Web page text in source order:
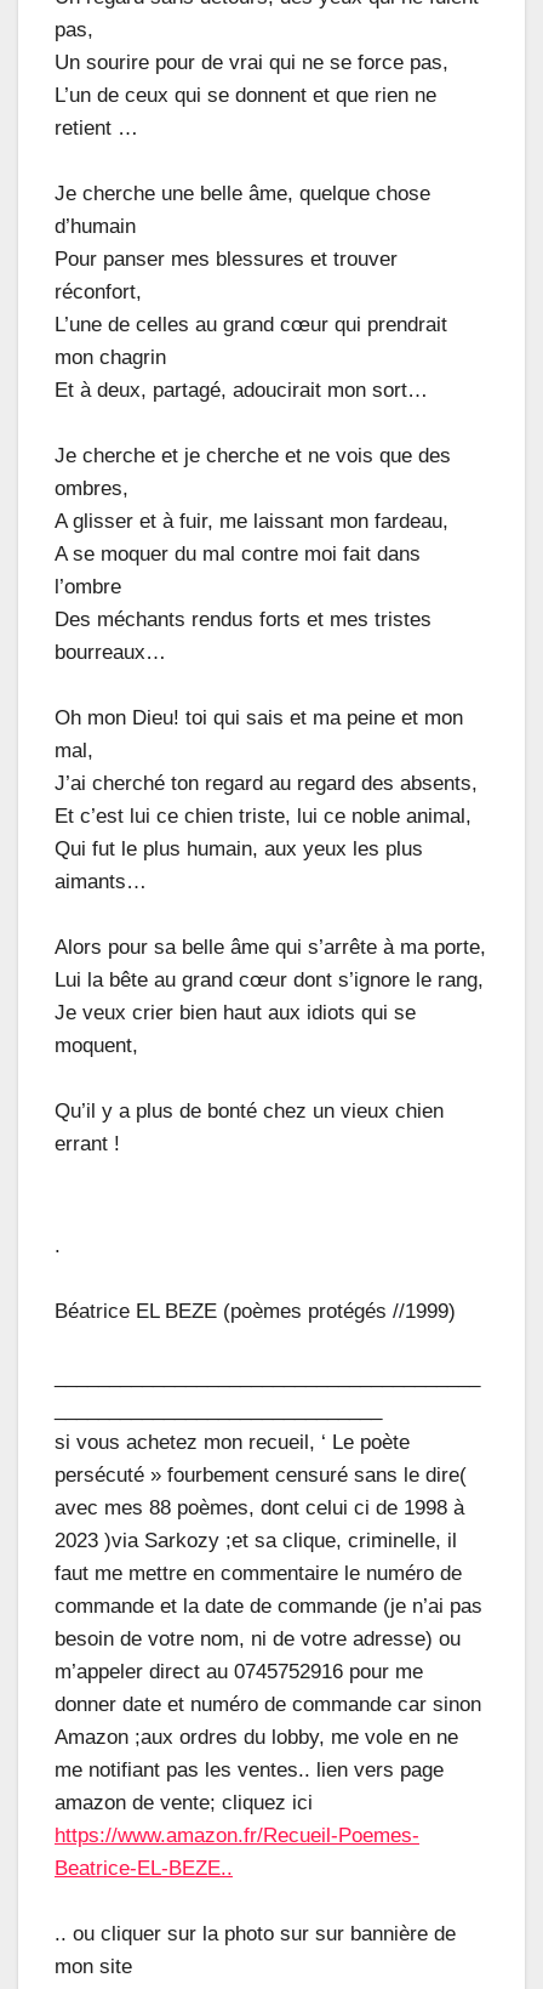
pas,
Un sourire pour de vrai qui ne se force pas,
L’un de ceux qui se donnent et que rien ne
retient …
Je cherche une belle âme, quelque chose
d’humain
Pour panser mes blessures et trouver
réconfort,
L’une de celles au grand cœur qui prendrait
mon chagrin
Et à deux, partagé, adoucirait mon sort…
Je cherche et je cherche et ne vois que des
ombres,
A glisser et à fuir, me laissant mon fardeau,
A se moquer du mal contre moi fait dans
l’ombre
Des méchants rendus forts et mes tristes
bourreaux…
Oh mon Dieu! toi qui sais et ma peine et mon
mal,
J’ai cherché ton regard au regard des absents,
Et c’est lui ce chien triste, lui ce noble animal,
Qui fut le plus humain, aux yeux les plus
aimants…
Alors pour sa belle âme qui s’arrête à ma porte,
Lui la bête au grand cœur dont s’ignore le rang,
Je veux crier bien haut aux idiots qui se
moquent,
Qu’il y a plus de bonté chez un vieux chien
errant !
.
Béatrice EL BEZE (poèmes protégés //1999)
si vous achetez mon recueil, ‘ Le poète
persécuté » fourbement censuré sans le dire(
avec mes 88 poèmes, dont celui ci de 1998 à
2023 )via Sarkozy ;et sa clique, criminelle, il
faut me mettre en commentaire le numéro de
commande et la date de commande (je n’ai pas
besoin de votre nom, ni de votre adresse) ou
m’appeler direct au 0745752916 pour me
donner date et numéro de commande car sinon
Amazon ;aux ordres du lobby, me vole en ne
me notifiant pas les ventes.. lien vers page
amazon de vente; cliquez ici
https://www.amazon.fr/Recueil-Poemes-
Beatrice-EL-BEZE..
.. ou cliquer sur la photo sur sur bannière de
mon site